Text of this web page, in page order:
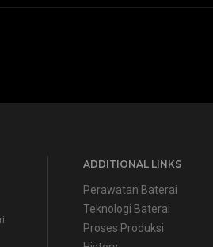
ADDITIONAL LINKS
Perawatan Baterai
Teknologi Baterai
Proses Produksi